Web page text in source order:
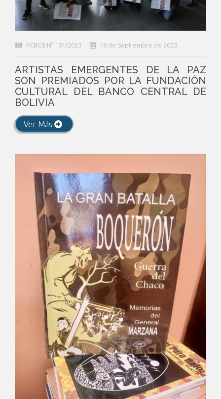
FCBCB N° 101/2023 18 de Septiembre de 2023
ARTISTAS EMERGENTES DE LA PAZ
SON PREMIADOS POR LA FUNDACIÓN
CULTURAL DEL BANCO CENTRAL DE
BOLIVIA
Ver Más